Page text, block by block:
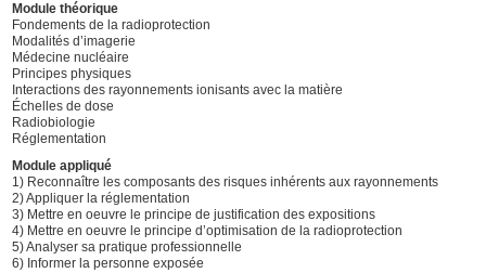
Module théorique
Fondements de la radioprotection
Modalités d’imagerie
Médecine nucléaire
Principes physiques
Interactions des rayonnements ionisants avec la matière
Échelles de dose
Radiobiologie
Réglementation
Module appliqué
1) Reconnaître les composants des risques inhérents aux rayonnements
2) Appliquer la réglementation
3) Mettre en oeuvre le principe de justification des expositions
4) Mettre en oeuvre le principe d’optimisation de la radioprotection
5) Analyser sa pratique professionnelle
6) Informer la personne exposée